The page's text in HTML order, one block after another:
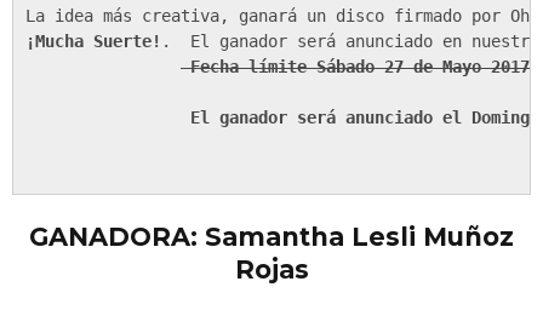
¡Mucha Suerte! .  El ganador será anunciado en
Fecha límite Sábado 27 de Mayo 2017
El ganador será anunciado el
GANADORA: Samantha Lesli Muñoz
Rojas